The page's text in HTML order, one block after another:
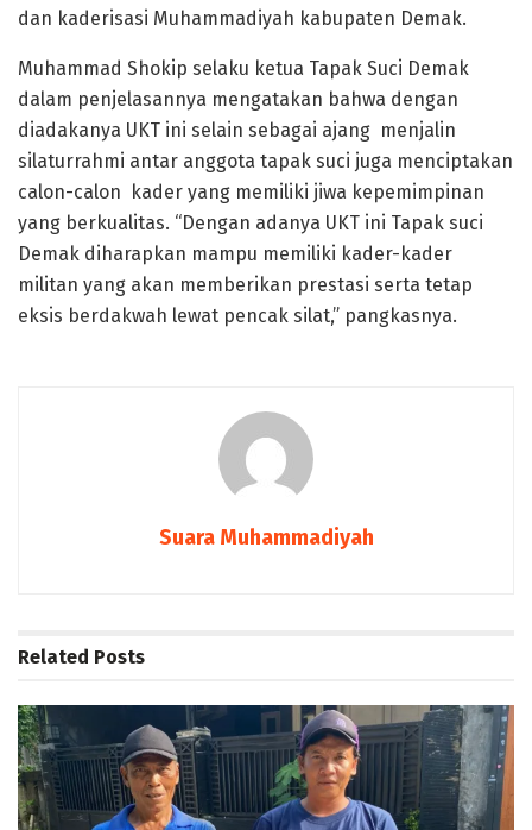
dan kaderisasi Muhammadiyah kabupaten Demak.
Muhammad Shokip selaku ketua Tapak Suci Demak
dalam penjelasannya mengatakan bahwa dengan
diadakanya UKT ini selain sebagai ajang menjalin
silaturrahmi antar anggota tapak suci juga menciptakan
calon-calon kader yang memiliki jiwa kepemimpinan
yang berkualitas. “Dengan adanya UKT ini Tapak suci
Demak diharapkan mampu memiliki kader-kader
militan yang akan memberikan prestasi serta tetap
eksis berdakwah lewat pencak silat,” pangkasnya.
Suara Muhammadiyah
Related Posts